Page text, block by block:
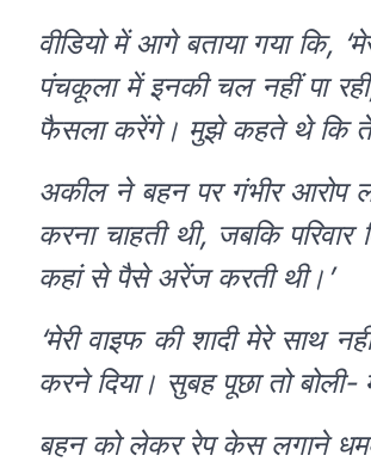
वीडियो में आगे बताया गया
पंचकूला में इनकी चल नहीं पा
फैसला करेंगे। मुझे कहते थे कि
अकील ने बहन पर गंभीर आरोप
करना चाहती थी, जबकि
कहां से पैसे अरेंज करती थी।’
‘मेरी वाइफ की शादी मेरे साथ
करने दिया। सुबह पूछा तो बोली-
बहन को लेकर रेप केस लगाने